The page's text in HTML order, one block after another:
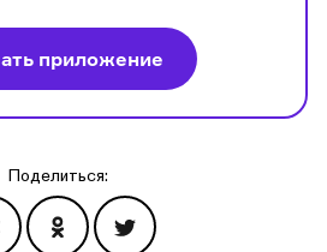
приложение
Поделиться: